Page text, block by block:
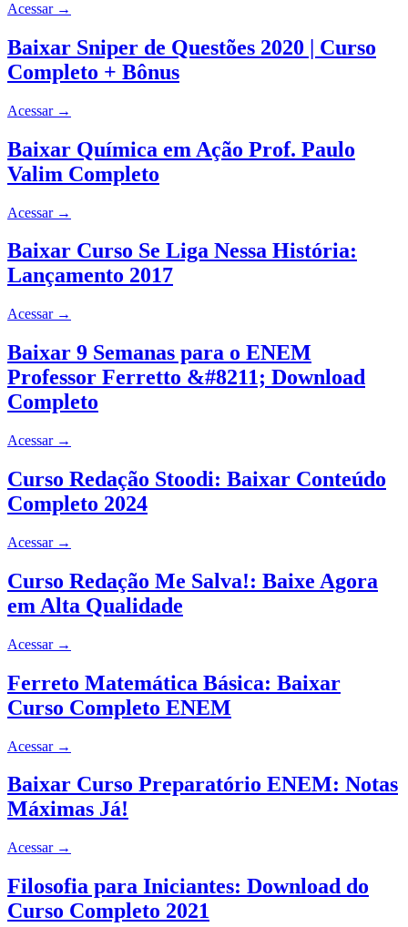
Acessar →
Baixar Sniper de Questões 2020 | Curso
Completo + Bônus
Acessar →
Baixar Química em Ação Prof. Paulo
Valim Completo
Acessar →
Baixar Curso Se Liga Nessa História:
Lançamento 2017
Acessar →
Baixar 9 Semanas para o ENEM
Professor Ferretto &#8211; Download
Completo
Acessar →
Curso Redação Stoodi: Baixar Conteúdo
Completo 2024
Acessar →
Curso Redação Me Salva!: Baixe Agora
em Alta Qualidade
Acessar →
Ferreto Matemática Básica: Baixar
Curso Completo ENEM
Acessar →
Baixar Curso Preparatório ENEM: Notas
Máximas Já!
Acessar →
Filosofia para Iniciantes: Download do
Curso Completo 2021